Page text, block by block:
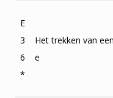
E
3
6
*
Het trekken van
e